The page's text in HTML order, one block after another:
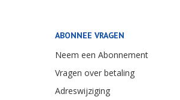
ABONNEE VRAGEN
Neem een Abonnement
Vragen over betaling
Adreswijziging